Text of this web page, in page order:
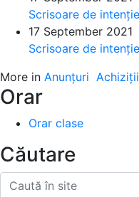
Scrisoare de
17 September 2021
Scrisoare de
More in Anunțuri
Orar
Orar clase
Căutare